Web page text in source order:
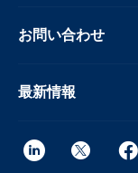
お問い合わせ
最新情報